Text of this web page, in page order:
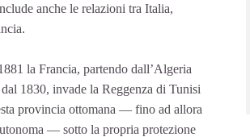
anche le relazioni tra Italia,
la Francia, partendo dall’Algeria
1830, invade la Reggenza di Tunisi
provincia ottomana — fino ad allora
— sotto la propria protezione